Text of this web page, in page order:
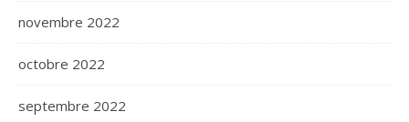
novembre 2022
octobre 2022
septembre 2022